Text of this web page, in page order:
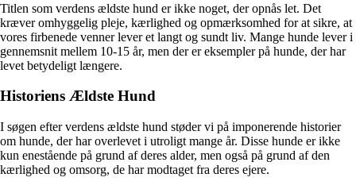
Titlen som verdens ældste hund er ikke noget, der opnås let. Det
kræver omhyggelig pleje, kærlighed og opmærksomhed for at sikre, at
vores firbenede venner lever et langt og sundt liv. Mange hunde lever i
gennemsnit mellem 10-15 år, men der er eksempler på hunde, der har
levet betydeligt længere.
Historiens Ældste Hund
I søgen efter verdens ældste hund støder vi på imponerende historier
om hunde, der har overlevet i utroligt mange år. Disse hunde er ikke
kun enestående på grund af deres alder, men også på grund af den
kærlighed og omsorg, de har modtaget fra deres ejere.